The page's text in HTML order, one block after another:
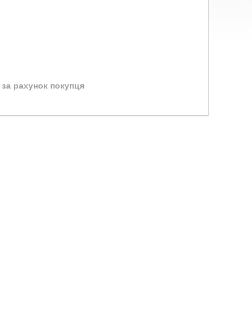
за рахунок покупця